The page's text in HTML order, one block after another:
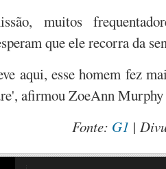
muitos
que ele recorra da
aqui, esse homem fez
afirmou ZoeAnn
Fonte: G1 |